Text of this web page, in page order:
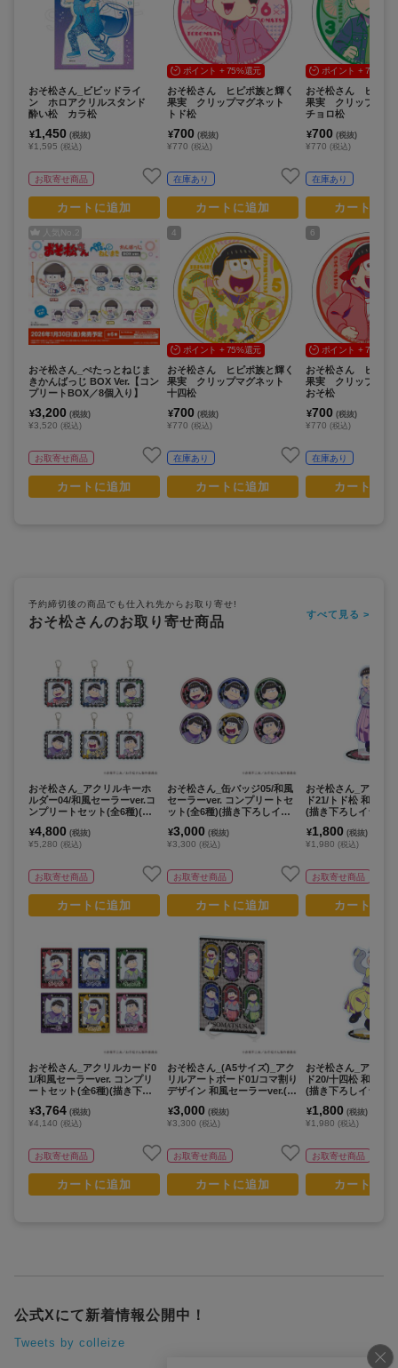
おそ松さん_ビビッドライ
ン ホロアクリルスタンド
酔い松 カラ松
¥1,450 (税抜)
¥1,595 (税込)
お取寄せ商品
カートに追加
人気No. 2
おそ松さん_ぺたっとねじま
きかんばっじ BOX Ver.【コン
プリートBOX／8個入り】
¥3,200 (税抜)
¥3,520 (税込)
お取寄せ商品
カートに追加
ポイント + 75%還元
おそ松さん ヒピポ族と輝く
果実 クリップマグネット
トド松
¥700 (税抜)
¥770 (税込)
在庫あり
カートに追加
4
ポイント + 75%還元
おそ松さん ヒピポ族と輝く
果実 クリップマグネット
十四松
¥700 (税抜)
¥770 (税込)
在庫あり
カートに追加
ポイント + 75%還
おそ松さん ヒピポ
果実 クリップマ
チョロ松
¥700 (税抜)
¥770 (税込)
在庫あり
カートに
6
ポイント + 75%還
おそ松さん ヒピポ
果実 クリップマ
おそ松
¥700 (税抜)
¥770 (税込)
在庫あり
カートに
予約締切後の商品でも仕入れ先からお取り寄せ!
おそ松さんのお取り寄せ商品 すべて見る >
おそ松さん_アクリルキーホ
ルダー04/和風セーラーver.コ
ンプリートセット(全6種)(描
ートセット/6個入り】
¥4,800 (税抜)
¥5,280 (税込)
お取寄せ商品
カートに追加
おそ松さん_アクリルカード0
1/和風セーラーver. コンプリ
ートセット(全6種)(描き下ろ
ット/6個入り】
¥3,764 (税抜)
¥4,140 (税込)
お取寄せ商品
カートに追加
おそ松さん_缶バッジ05/和風
セーラーver. コンプリートセ
ット(全6種)(描き下ろしイラ
個入り】
¥3,000 (税抜)
¥3,300 (税込)
お取寄せ商品
カートに追加
おそ松さん_(A5サイズ)_アク
リルアートボード01/コマ割り
デザイン 和風セーラーver.(描
¥3,000 (税抜)
¥3,300 (税込)
お取寄せ商品
カートに追加
おそ松さん_アクリ
ド21/トド松 和風セ
(描き下ろしイラス
¥1,800 (税抜)
¥1,980 (税込)
お取寄せ商品
カートに
おそ松さん_アクリ
ド20/十四松 和風セ
(描き下ろしイラス
¥1,800 (税抜)
¥1,980 (税込)
お取寄せ商品
カートに
公式Xにて新着情報公開中！
Tweets by colleize